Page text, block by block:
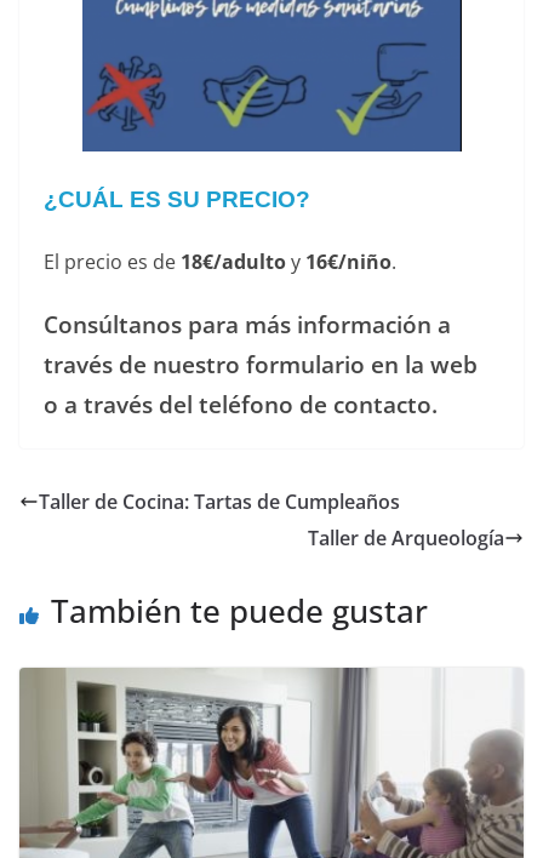
¿CUÁL ES SU PRECIO?
El precio es de 18€/adultoy 16€/niño.
Consúltanos para más información a
través de nuestro formulario en la web
o a través del teléfono de contacto.
Taller de Cocina: Tartas de Cumpleaños
Taller de Arqueología
También te puede gustar